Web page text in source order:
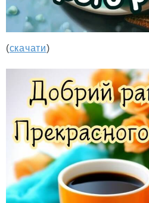
(скачати)